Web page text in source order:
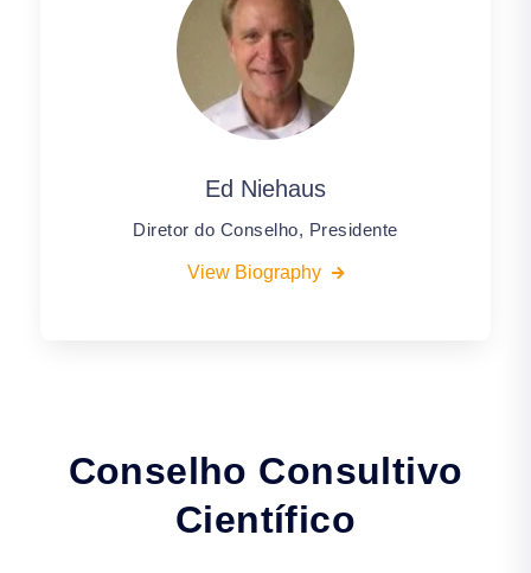
Ed Niehaus
Diretor do Conselho, Presidente
View Biography
Conselho Consultivo
Científico